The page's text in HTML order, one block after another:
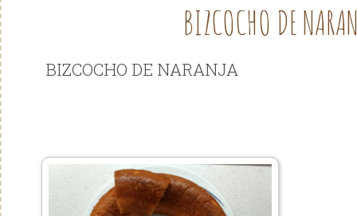
BIZCOCHO DE
BIZCOCHO DE NARANJA